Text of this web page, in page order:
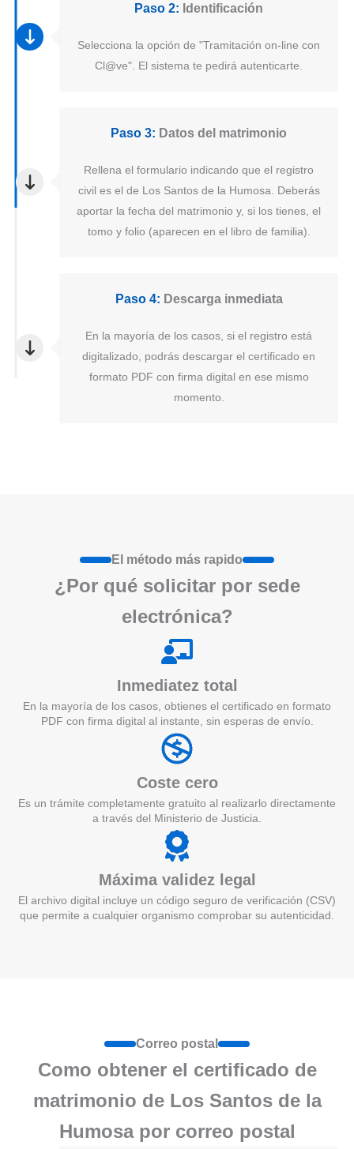
Paso 2: Identificación
Selecciona la opción de "Tramitación on-line con
Cl@ve". El sistema te pedirá autenticarte.
Paso 3: Datos del matrimonio
Rellena el formulario indicando que el registro
civil es el de Los Santos de la Humosa. Deberás
aportar la fecha del matrimonio y, si los tienes, el
tomo y folio (aparecen en el libro de familia).
Paso 4: Descarga inmediata
En la mayoría de los casos, si el registro está
digitalizado, podrás descargar el certificado en
formato PDF con firma digital en ese mismo
momento.
El método más rapido
¿Por qué solicitar por sede
electrónica?
Inmediatez total
En la mayoría de los casos, obtienes el certificado en formato
PDF con firma digital al instante, sin esperas de envío.
Coste cero
Es un trámite completamente gratuito al realizarlo directamente
a través del Ministerio de Justicia.
Máxima validez legal
El archivo digital incluye un código seguro de verificación (CSV)
que permite a cualquier organismo comprobar su autenticidad.
Correo postal
Como obtener el certificado de
matrimonio de Los Santos de la
Humosa por correo postal